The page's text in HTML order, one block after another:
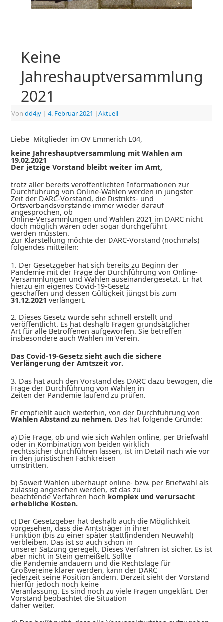
Keine
Jahreshauptversammlung
2021
Von dd4jy | 4. Februar 2021 |Aktuell
Liebe Mitglieder im OV Emmerich L04,
keine Jahreshauptversammlung mit Wahlen am
19.02.2021
Der jetzige Vorstand bleibt weiter im Amt,
trotz aller bereits veröffentlichten Informationen zur
Durchführung von Online-Wahlen werden in jüngster
Zeit der DARC-Vorstand, die Distrikts- und
Ortsverbandsvorstände immer wieder darauf
angesprochen, ob
Online-Versammlungen und Wahlen 2021 im DARC nicht
doch möglich wären oder sogar durchgeführt
werden müssten.
Zur Klarstellung möchte der DARC-Vorstand (nochmals)
folgendes mitteilen:
1. Der Gesetzgeber hat sich bereits zu Beginn der
Pandemie mit der Frage der Durchführung von Online-
Versammlungen und Wahlen auseinandergesetzt. Er hat
hierzu ein eigenes Covid-19-Gesetz
geschaffen und dessen Gültigkeit jüngst bis zum
31.12.2021 verlängert.
2. Dieses Gesetz wurde sehr schnell erstellt und
veröffentlicht. Es hat deshalb Fragen grundsätzlicher
Art für alle Betroffenen aufgeworfen. Sie betreffen
insbesondere auch Wahlen im Verein.
Das Covid-19-Gesetz sieht auch die sichere
Verlängerung der Amtszeit vor.
3. Das hat auch den Vorstand des DARC dazu bewogen, die
Frage der Durchführung von Wahlen in
Zeiten der Pandemie laufend zu prüfen.
Er empfiehlt auch weiterhin, von der Durchführung von
Wahlen Abstand zu nehmen.Das hat folgende Gründe:
a) Die Frage, ob und wie sich Wahlen online, per Briefwahl
oder in Kombination von beiden wirklich
rechtssicher durchführen lassen, ist im Detail nach wie vor
in den juristischen Fachkreisen
umstritten.
b) Soweit Wahlen überhaupt online- bzw. per Briefwahl als
zulässig angesehen werden, ist das zu
beachtende Verfahren hoch komplex und verursacht
erhebliche Kosten.
c) Der Gesetzgeber hat deshalb auch die Möglichkeit
vorgesehen, dass die Amtsträger in ihrer
Funktion (bis zu einer später stattfindenden Neuwahl)
verbleiben. Das ist so auch schon in
unserer Satzung geregelt. Dieses Verfahren ist sicher. Es ist
aber nicht in Stein gemeißelt. Sollte
die Pandemie andauern und die Rechtslage für
Großvereine klarer werden, kann der DARC
jederzeit seine Position ändern. Derzeit sieht der Vorstand
hierfür jedoch noch keine
Veranlassung. Es sind noch zu viele Fragen ungeklärt. Der
Vorstand beobachtet die Situation
daher weiter.